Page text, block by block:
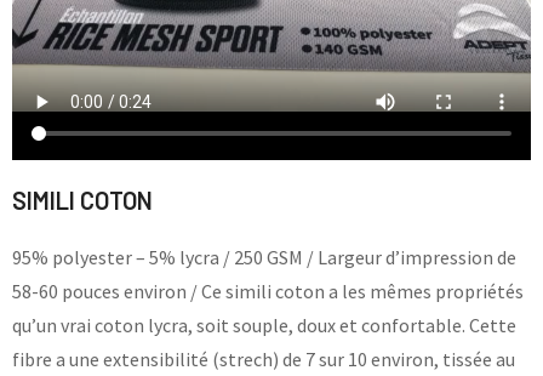
SIMILI COTON
95% polyester – 5% lycra / 250 GSM / Largeur d’impression de
58-60 pouces environ / Ce simili coton a les mêmes propriétés
qu’un vrai coton lycra, soit souple, doux et confortable. Cette
fibre a une extensibilité (strech) de 7 sur 10 environ, tissée au